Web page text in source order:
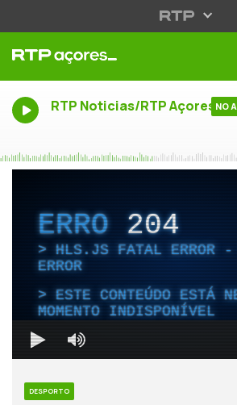
RTP Noticias/RTP Açores NO
ERRO204
HLS.JS FATAL ERROR -
ERROR
ESTE CONTEÚDO ESTÁ
MOMENTO INDISPONÍVEL
DESPORTO